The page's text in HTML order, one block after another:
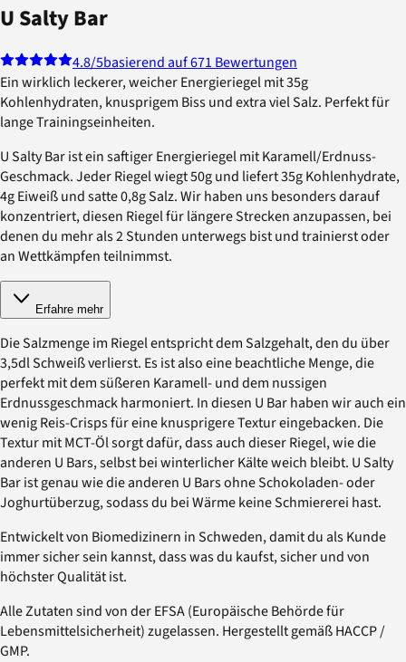
U Salty Bar
4.8/5basierend auf 671 Bewertungen
Ein wirklich leckerer, weicher Energieriegel mit 35g
Kohlenhydraten, knusprigem Biss und extra viel Salz. Perfekt für
lange Trainingseinheiten.
U Salty Bar ist ein saftiger Energieriegel mit Karamell/Erdnuss-
Geschmack. Jeder Riegel wiegt 50g und liefert 35g Kohlenhydrate,
4g Eiweiß und satte 0,8g Salz. Wir haben uns besonders darauf
konzentriert, diesen Riegel für längere Strecken anzupassen, bei
denen du mehr als 2 Stunden unterwegs bist und trainierst oder
an Wettkämpfen teilnimmst.
Erfahre mehr
Die Salzmenge im Riegel entspricht dem Salzgehalt, den du über
3,5dl Schweiß verlierst. Es ist also eine beachtliche Menge, die
perfekt mit dem süßeren Karamell- und dem nussigen
Erdnussgeschmack harmoniert. In diesen U Bar haben wir auch ein
wenig Reis-Crisps für eine knusprigere Textur eingebacken. Die
Textur mit MCT-Öl sorgt dafür, dass auch dieser Riegel, wie die
anderen U Bars, selbst bei winterlicher Kälte weich bleibt. U Salty
Bar ist genau wie die anderen U Bars ohne Schokoladen- oder
Joghurtüberzug, sodass du bei Wärme keine Schmiererei hast.
Entwickelt von Biomedizinern in Schweden, damit du als Kunde
immer sicher sein kannst, dass was du kaufst, sicher und von
höchster Qualität ist.
Alle Zutaten sind von der EFSA (Europäische Behörde für
Lebensmittelsicherheit) zugelassen. Hergestellt gemäß HACCP /
GMP.